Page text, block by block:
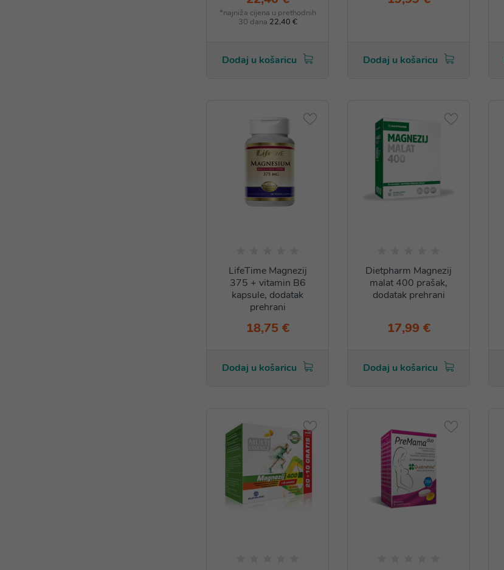
*najniža cijena u prethodnih
30 dana 22,40 €
Dodaj u košaricu Dodaj u košaricu
LifeTime Magnezij
375 + vitamin B6
kapsule, dodatak
prehrani
18,75 €
Dodaj u košaricu
Dietpharm Magnezij
malat 400 prašak,
dodatak prehrani
17,99 €
Dodaj u košaricu